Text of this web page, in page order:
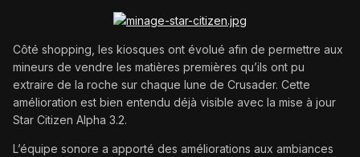
Côté shopping, les kiosques ont évolué afin de permettre aux
mineurs de vendre les matières premières qu’ils ont pu
extraire de la roche sur chaque lune de Crusader. Cette
amélioration est bien entendu déjà visible avec la mise à jour
Star Citizen Alpha 3.2.
L’équipe sonore a apporté des améliorations aux ambiances